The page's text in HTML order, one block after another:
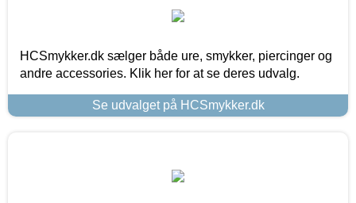
HCSmykker.dk sælger både ure, smykker, piercinger og
andre accessories. Klik her for at se deres udvalg.
Se udvalget på HCSmykker.dk